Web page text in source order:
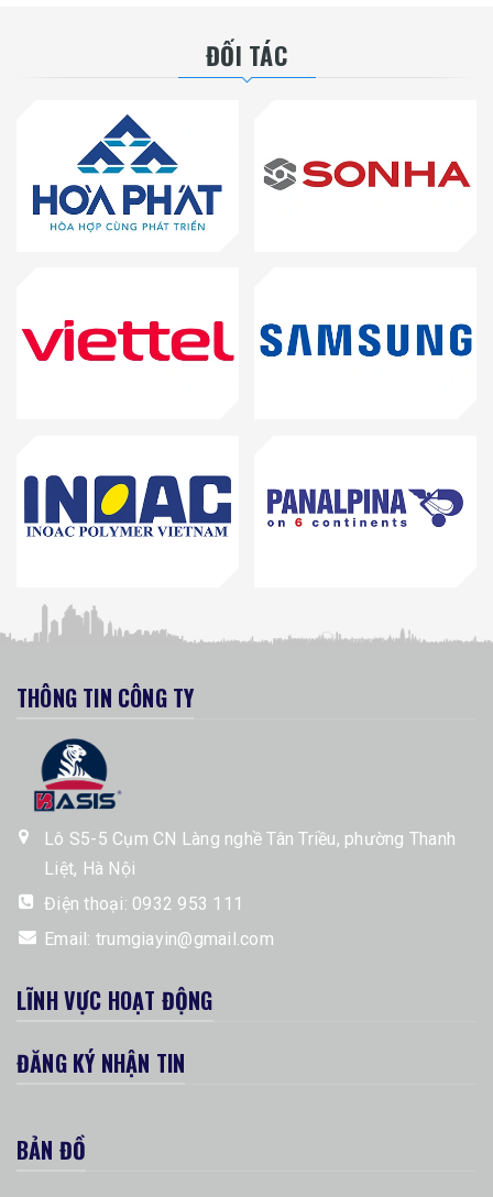
ĐỐI TÁC
THÔNG TIN CÔNG TY
Lô S5-5 Cụm CN Làng nghề Tân Triều, phường Thanh
Liệt, Hà Nội
Điện thoại: 0932 953 111
Email: trumgiayin@gmail.com
LĨNH VỰC HOẠT ĐỘNG
ĐĂNG KÝ NHẬN TIN
BẢN ĐỒ